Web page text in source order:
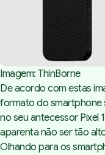
Imagem: ThinBorne
De acordo com estas
formato do smartphone
no seu antecessor Pixel
aparenta não ser tão
Olhando para os